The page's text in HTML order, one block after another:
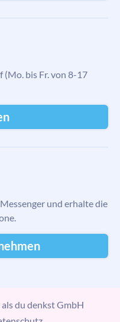
bis Fr. von 8-17
und erhalte die
du denkst GmbH